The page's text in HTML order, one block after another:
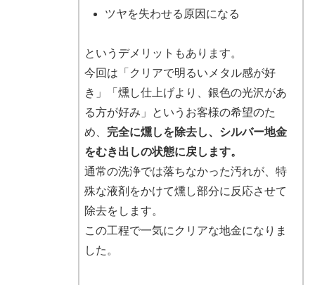
ツヤを失わせる原因になる
というデメリットもあります。
今回は「クリアで明るいメタル感が好
き」「燻し仕上げより、銀色の光沢があ
る方が好み」というお客様の希望のた
め、 完全に燻しを除去し、シルバー地金
をむき出しの状態に戻します。
通常の洗浄では落ちなかった汚れが、特
殊な液剤をかけて燻し部分に反応させて
除去をします。
この工程で一気にクリアな地金になりま
した。